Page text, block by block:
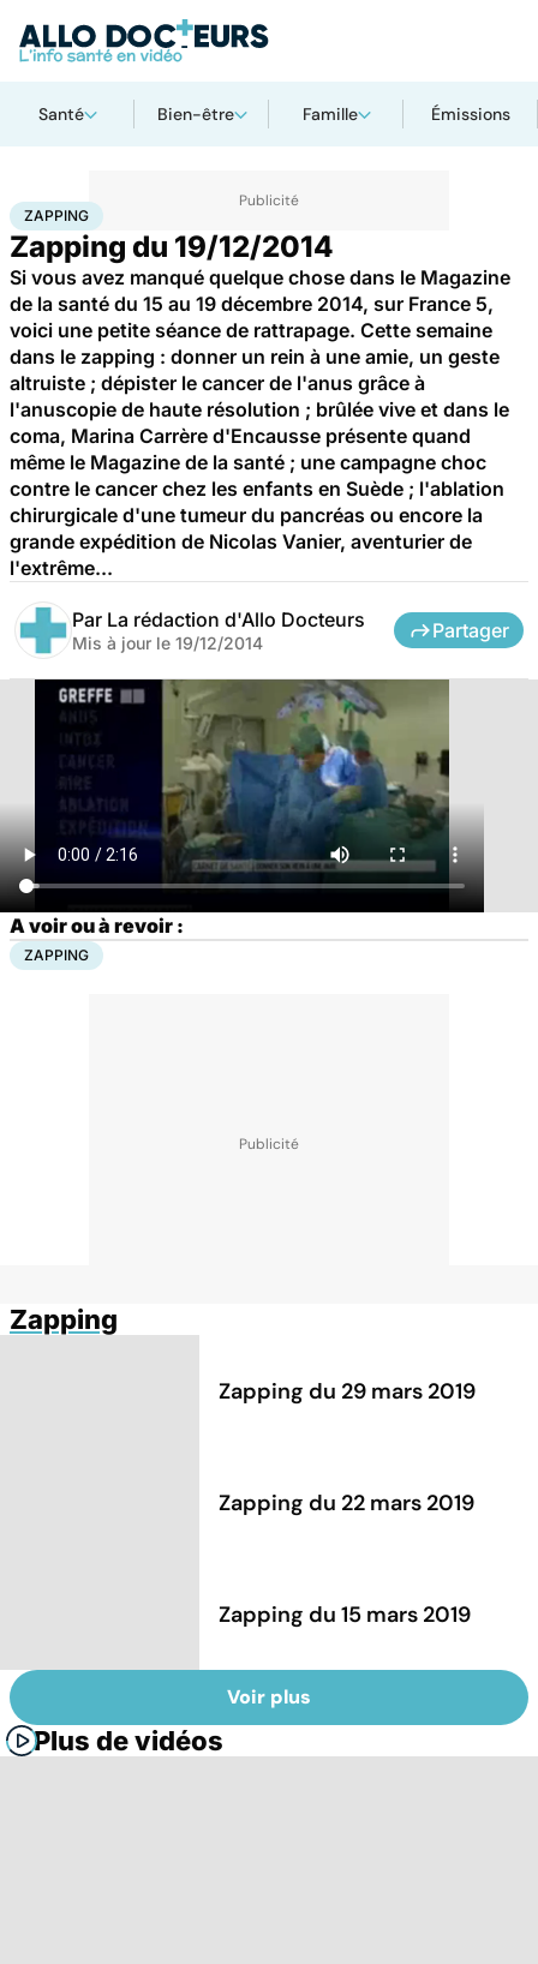
Santé Bien-être Famille Émissions
AccueilSanté
ZAPPING
Zapping du 19/12/2014
Si vous avez manqué quelque chose dans le Magazine
de la santé du 15 au 19 décembre 2014, sur France 5,
voici une petite séance de rattrapage. Cette semaine
dans le zapping : donner un rein à une amie, un geste
altruiste ; dépister le cancer de l'anus grâce à
l'anuscopie de haute résolution ; brûlée vive et dans le
coma, Marina Carrère d'Encausse présente quand
même le Magazine de la santé ; une campagne choc
contre le cancer chez les enfants en Suède ; l'ablation
chirurgicale d'une tumeur du pancréas ou encore la
grande expédition de Nicolas Vanier, aventurier de
l'extrême...
Par La rédaction d'Allo Docteurs
Mis à jour le 19/12/2014
Partager
A voir ou à revoir :
ZAPPING
Zapping
Zapping du 29 mars 2019
Zapping du 22 mars 2019
Zapping du 15 mars 2019
Voir plus
Plus de vidéos